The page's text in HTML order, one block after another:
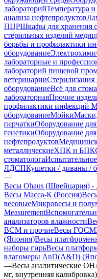
лабораторийТемпература
анализа нефтепродуктов
ПЦРШкафы для хранения
стерильных изделий
борьбы и профилактики
оборудование
лабораторные и
лабораторий пищевой
ветеринарии
оборудованиеВсё для
лабораторнаяПрочие
профилактики инфекций
оборудованиеМойки
перчаткиОборудование
генетикиОборудование
нефтепродуктов
металлическиеХПК и БПК
стоматолога
ЛДСПКушетки / диваны /
—
Весы Ohaus (Швейцария) -
Весы Масса-К (Россия)
весовыеМикровесы и
Measurement
анализаторов влажности
BCM и прочиеВесы
(Япония)Весы
наборы гирьВесы
влагомеры AnD(A&D)
—Весы аналитические
мг, внутренняя калибровка)